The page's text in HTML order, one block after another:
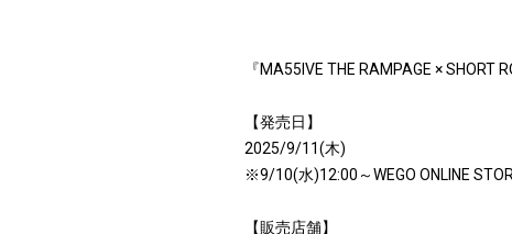
『MA55IVE THE RAMPAGE × SHORT
【発売日】
2025/9/11(木)
※9/10(水)12:00～WEGO ONLINE
【販売店舗】